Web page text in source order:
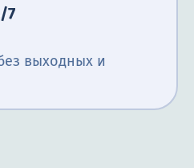
7
выходных и